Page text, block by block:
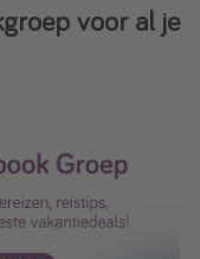
voor al je